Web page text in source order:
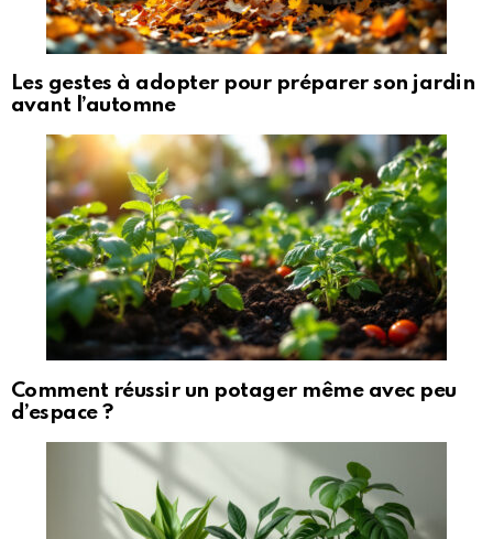
Les gestes à adopter pour préparer son jardin
avant l’automne
Comment réussir un potager même avec peu
d’espace ?